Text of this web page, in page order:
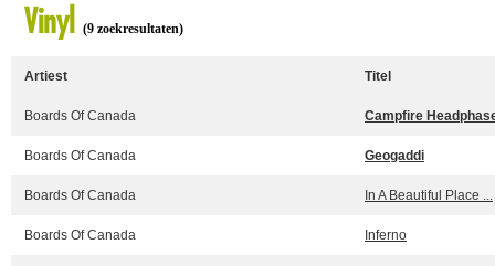
Vinyl (9 zoekresultaten)
Artiest Titel
Boards Of Canada Campfire
Boards Of Canada Geogaddi
Boards Of Canada In A Beautiful Place ...
Boards Of Canada Inferno